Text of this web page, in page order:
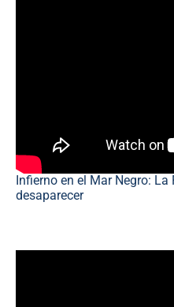
Infierno en el Mar Negro:
desaparecer